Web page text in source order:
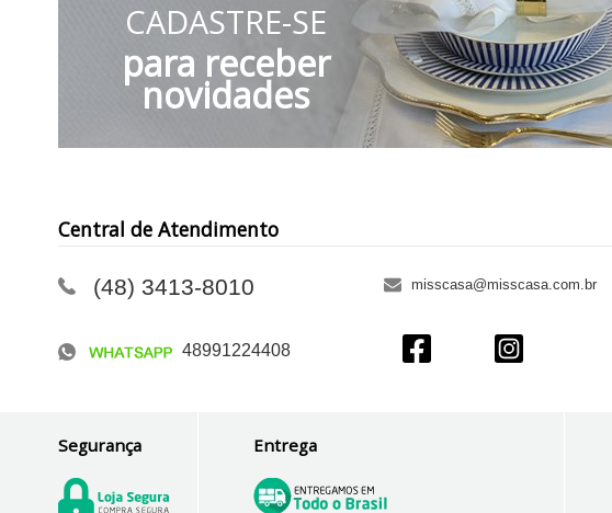
CADASTRE-SE
para receber
novidades
Central de Atendimento
(48) 3413-8010 misscasa@misscasa.com.br
48991224408
Segurança Entrega